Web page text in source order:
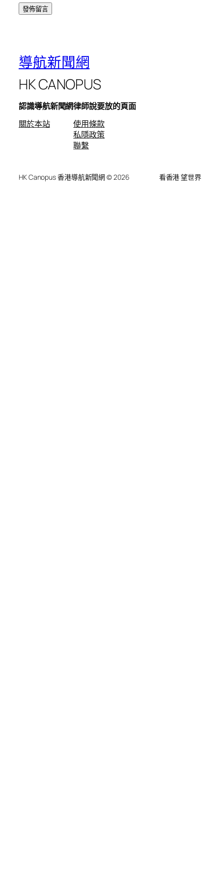
導航新聞網
HK CANOPUS
認識導航新聞網
關於本站
律師說要放的頁面
使用條款
私隱政策
聯繫
HK Canopus 香港導航新聞網 © 2026 看香港 望世界